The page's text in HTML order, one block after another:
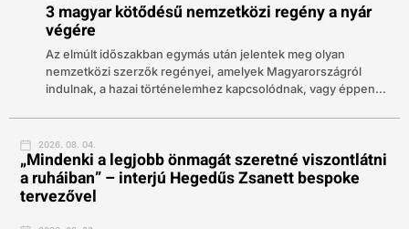
3 magyar kötődésű nemzetközi regény a nyár
végére
Az elmúlt időszakban egymás után jelentek meg olyan
nemzetközi szerzők regényei, amelyek Magyarországról
indulnak, a hazai történelemhez kapcsolódnak, vagy éppen...
2026. 08. 04.
„Mindenki a legjobb önmagát szeretné viszontlátni
a ruháiban” – interjú Hegedűs Zsanett bespoke
tervezővel